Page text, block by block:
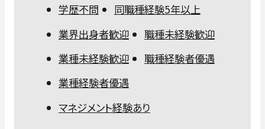
学歴不問
同職種経験5年以上
業界出身者歓迎
職種未経験歓迎
業種未経験歓迎
職種経験者優遇
業種経験者優遇
マネジメント経験あり